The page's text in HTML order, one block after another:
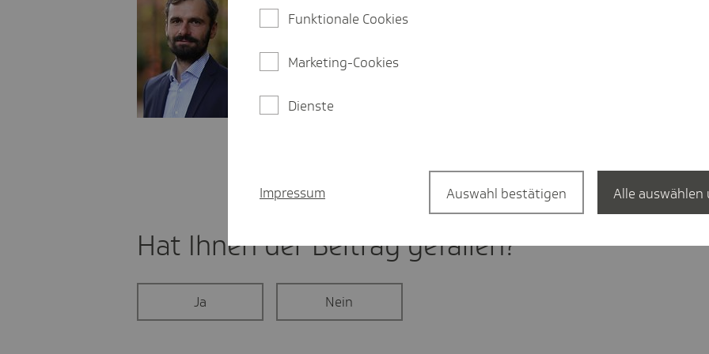
03 85 - 76 09-568
LinkedIn:https://linkedin.com/
Hat Ihnen der Beitrag gefal­len?
Ja Nein
Funktionale Cookies
Marketing-Cookies
Dienste
Impressum Auswahl bestätigen Alle auswählen